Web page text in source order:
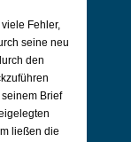
Fehler,
seine neu
den
Brief
ließen die